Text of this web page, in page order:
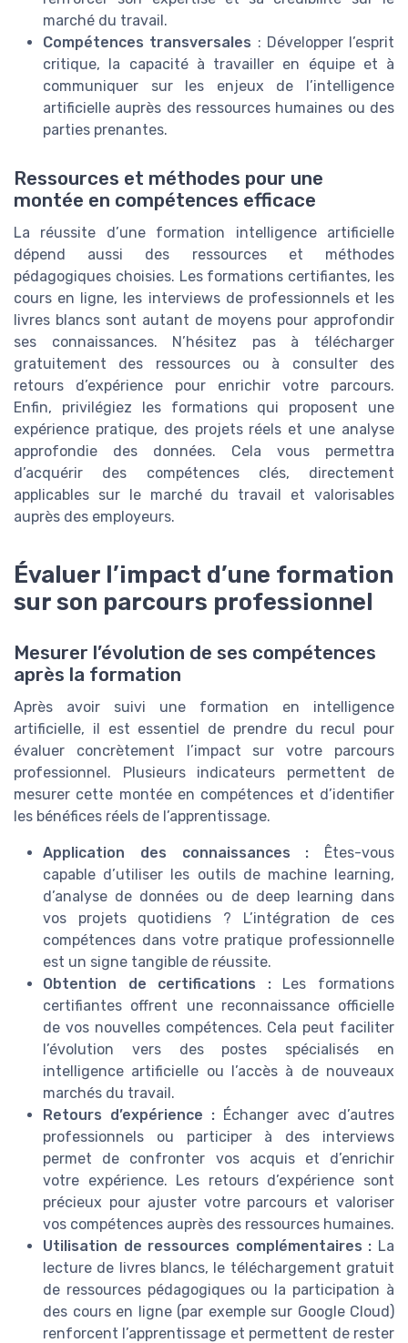
marché du travail.
Compétences transversales : Développer l’esprit
critique, la capacité à travailler en équipe et à
communiquer sur les enjeux de l’intelligence
artificielle auprès des ressources humaines ou des
parties prenantes.
Ressources et méthodes pour une
montée en compétences efficace
La réussite d’une formation intelligence artificielle
dépend aussi des ressources et méthodes
pédagogiques choisies. Les formations certifiantes, les
cours en ligne, les interviews de professionnels et les
livres blancs sont autant de moyens pour approfondir
ses connaissances. N’hésitez pas à télécharger
gratuitement des ressources ou à consulter des
retours d’expérience pour enrichir votre parcours.
Enfin, privilégiez les formations qui proposent une
expérience pratique, des projets réels et une analyse
approfondie des données. Cela vous permettra
d’acquérir des compétences clés, directement
applicables sur le marché du travail et valorisables
auprès des employeurs.
Évaluer l’impact d’une formation
sur son parcours professionnel
Mesurer l’évolution de ses compétences
après la formation
Après avoir suivi une formation en intelligence
artificielle, il est essentiel de prendre du recul pour
évaluer concrètement l’impact sur votre parcours
professionnel. Plusieurs indicateurs permettent de
mesurer cette montée en compétences et d’identifier
les bénéfices réels de l’apprentissage.
Application des connaissances : Êtes-vous
capable d’utiliser les outils de machine learning,
d’analyse de données ou de deep learning dans
vos projets quotidiens ? L’intégration de ces
compétences dans votre pratique professionnelle
est un signe tangible de réussite.
Obtention de certifications :Les formations
certifiantes offrent une reconnaissance officielle
de vos nouvelles compétences. Cela peut faciliter
l’évolution vers des postes spécialisés en
intelligence artificielle ou l’accès à de nouveaux
marchés du travail.
Retours d’expérience : Échanger avec d’autres
professionnels ou participer à des interviews
permet de confronter vos acquis et d’enrichir
votre expérience. Les retours d’expérience sont
précieux pour ajuster votre parcours et valoriser
vos compétences auprès des ressources humaines.
Utilisation de ressources complémentaires : La
lecture de livres blancs, le téléchargement gratuit
de ressources pédagogiques ou la participation à
des cours en ligne (par exemple sur Google Cloud)
renforcent l’apprentissage et permettent de rester